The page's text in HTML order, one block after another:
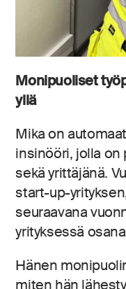
Monipuoliset
yllä
Mika on
insinööri, jolla on
sekä yrittäjänä.
start-up-
seuraavana
yrityksessä
Hänen
miten hän